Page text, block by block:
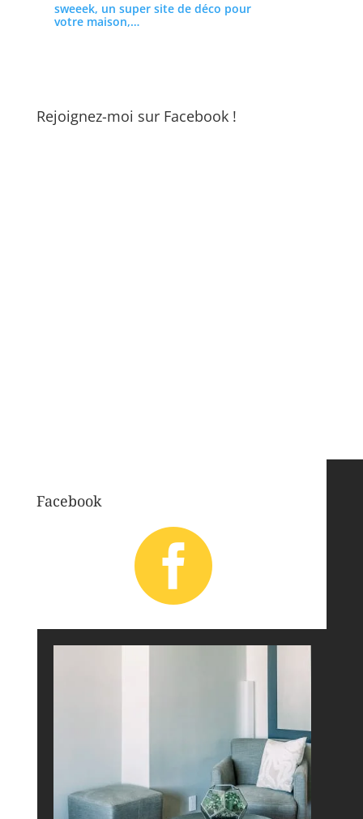
sweeek, un super site de déco pour
votre maison,…
Rejoignez-moi sur Facebook !
Facebook
